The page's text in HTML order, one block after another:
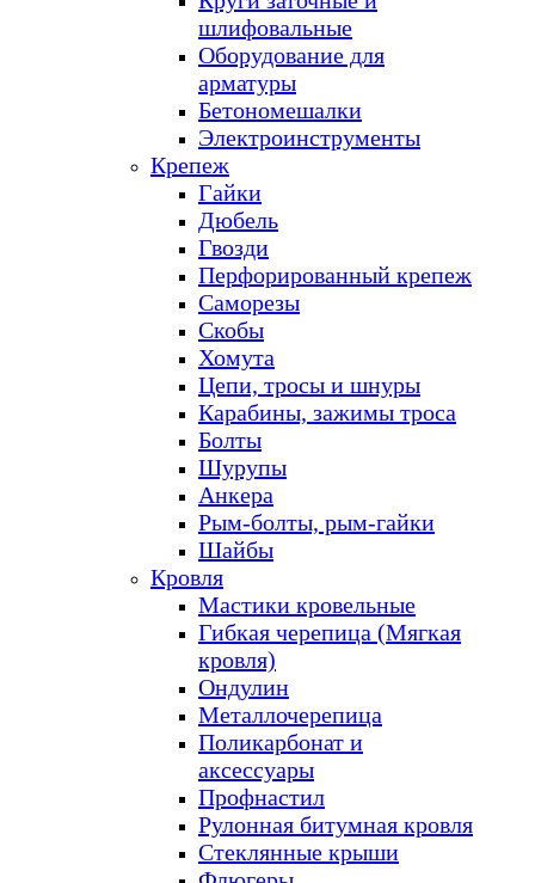
шлифовальные
Оборудование для
арматуры
Бетономешалки
Электроинструменты
Крепеж
Гайки
Дюбель
Гвозди
Перфорированный крепеж
Саморезы
Скобы
Хомута
Цепи, тросы и шнуры
Карабины, зажимы троса
Болты
Шурупы
Анкера
Рым-болты, рым-гайки
Шайбы
Кровля
Мастики кровельные
Гибкая черепица (Мягкая
кровля)
Ондулин
Металлочерепица
Поликарбонат и
аксессуары
Профнастил
Рулонная битумная кровля
Стеклянные крыши